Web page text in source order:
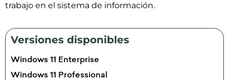
trabajo en el sistema de información.
Versiones disponibles
Windows 11 Enterprise
Windows 11 Professional